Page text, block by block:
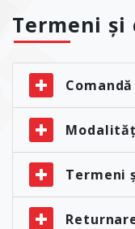
Termeni
Termeni